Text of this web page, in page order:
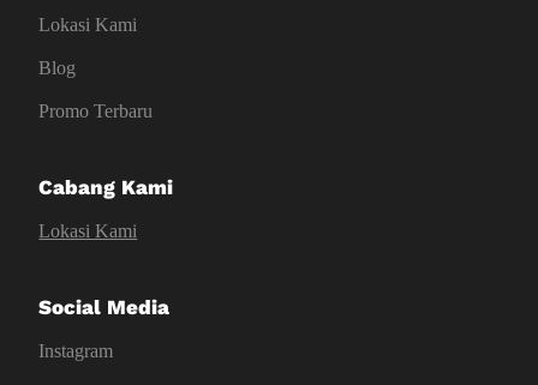
Lokasi Kami
Blog
Promo Terbaru
Cabang Kami
Lokasi Kami
Social Media
Instagram